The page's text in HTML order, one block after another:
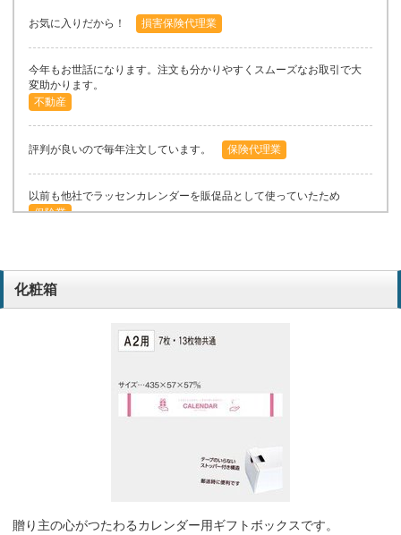
お気に入りだから！ 損害保険代理業
今年もお世話になります。注文も分かりやすくスムーズなお取引で大
変助かります。
不動産
評判が良いので毎年注文しています。 保険代理業
以前も他社でラッセンカレンダーを販促品として使っていたため
保険業
毎年お願いしております 不動産
化粧箱
贈り主の心がつたわるカレンダー用ギフトボックスです。